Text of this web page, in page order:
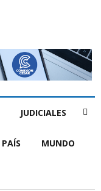
JUDICIALES
PAÍS MUNDO